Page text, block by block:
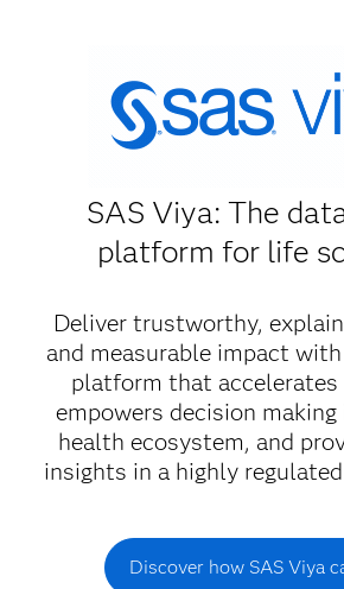
SAS Viya: The
platform for life
Deliver trustworthy,
and measurable impact
platform that accelerates
empowers decision
health ecosystem, and
insights in a highly
Discover how SAS Viya